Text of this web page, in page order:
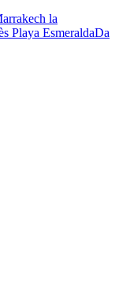
la
Playa EsmeraldaDa